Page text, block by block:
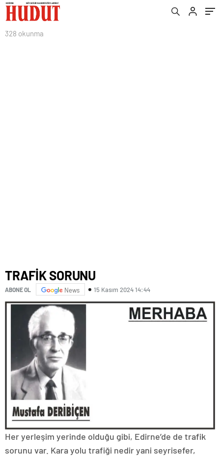
328 okunma
TRAFİK SORUNU
ABONE OL News 15 Kasım 2024 14:44
Her yerleşim yerinde olduğu gibi, Edirne’de de trafik
sorunu var. Kara yolu trafiği nedir yani seyrisefer,